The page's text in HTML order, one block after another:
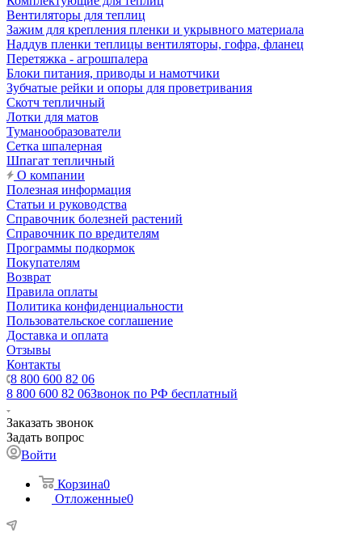
Вентиляторы для теплиц
Зажим для крепления пленки и укрывного материала
Наддув пленки теплицы вентиляторы, гофра, фланец
Перетяжка - агрошпалера
Блоки питания, приводы и намотчики
Зубчатые рейки и опоры для проветривания
Скотч тепличный
Лотки для матов
Туманообразователи
Сетка шпалерная
Шпагат тепличный
О компании
Полезная информация
Статьи и руководства
Справочник болезней растений
Справочник по вредителям
Программы подкормок
Покупателям
Возврат
Правила оплаты
Политика конфиденциальности
Пользовательское соглашение
Доставка и оплата
Отзывы
Контакты
8 800 600 82 06
8 800 600 82 06Звонок по РФ бесплатный
Заказать звонок
Задать вопрос
Войти
Корзина0
Отложенные0